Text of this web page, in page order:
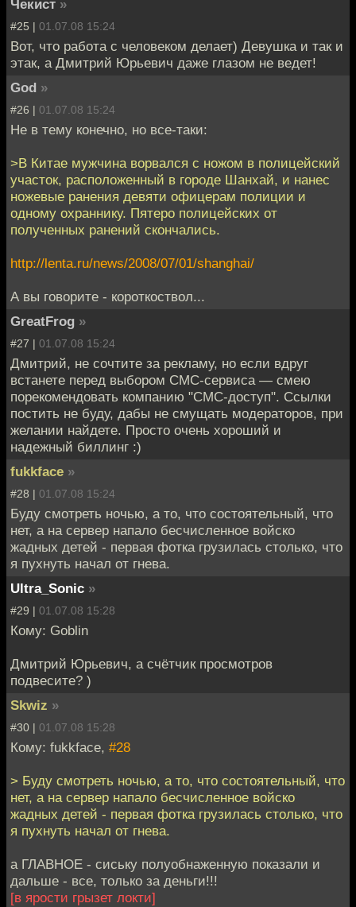
Чекист »
#25 | 01.07.08 15:24
Вот, что работа с человеком делает) Девушка и так и
этак, а Дмитрий Юрьевич даже глазом не ведет!
God »
#26 | 01.07.08 15:24
Не в тему конечно, но все-таки:
>В Китае мужчина ворвался с ножом в полицейский
участок, расположенный в городе Шанхай, и нанес
ножевые ранения девяти офицерам полиции и
одному охраннику. Пятеро полицейских от
полученных ранений скончались.
http://lenta.ru/news/2008/07/01/shanghai/
А вы говорите - короткоствол...
GreatFrog »
#27 | 01.07.08 15:24
Дмитрий, не сочтите за рекламу, но если вдруг
встанете перед выбором СМС-сервиса — смею
порекомендовать компанию "СМС-доступ". Ссылки
постить не буду, дабы не смущать модераторов, при
желании найдете. Просто очень хороший и
надежный биллинг :)
fukkface »
#28 | 01.07.08 15:24
Буду смотреть ночью, а то, что состоятельный, что
нет, а на сервер напало бесчисленное войско
жадных детей - первая фотка грузилась столько, что
я пухнуть начал от гнева.
Ultra_Sonic »
#29 | 01.07.08 15:28
Кому: Goblin
Дмитрий Юрьевич, а счётчик просмотров
подвесите? )
Skwiz »
#30 | 01.07.08 15:28
Кому: fukkface, #28
> Буду смотреть ночью, а то, что состоятельный, что
нет, а на сервер напало бесчисленное войско
жадных детей - первая фотка грузилась столько, что
я пухнуть начал от гнева.
а ГЛАВНОЕ - сиську полуобнаженную показали и
дальше - все, только за деньги!!!
[в ярости грызет локти]